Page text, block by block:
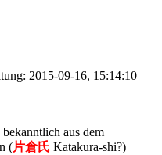
: 2015-09-16, 15:14:10
aus dem
(片倉氏 Katakura-shi?)